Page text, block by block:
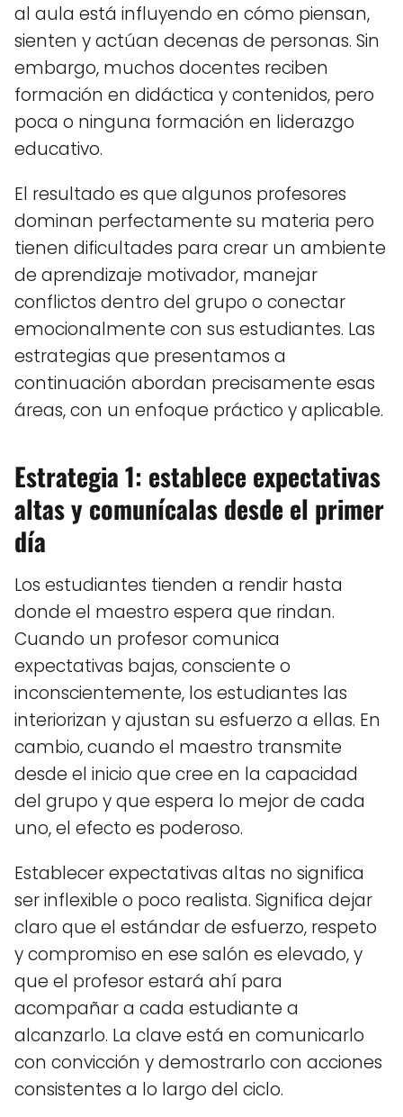
al aula está influyendo en cómo piensan,
sienten y actúan decenas de personas. Sin
embargo, muchos docentes reciben
formación en didáctica y contenidos, pero
poca o ninguna formación en liderazgo
educativo.
El resultado es que algunos profesores
dominan perfectamente su materia pero
tienen dificultades para crear un ambiente
de aprendizaje motivador, manejar
conflictos dentro del grupo o conectar
emocionalmente con sus estudiantes. Las
estrategias que presentamos a
continuación abordan precisamente esas
áreas, con un enfoque práctico y aplicable.
Estrategia 1: establece expectativas
altas y comunícalas desde el primer
día
Los estudiantes tienden a rendir hasta
donde el maestro espera que rindan.
Cuando un profesor comunica
expectativas bajas, consciente o
inconscientemente, los estudiantes las
interiorizan y ajustan su esfuerzo a ellas. En
cambio, cuando el maestro transmite
desde el inicio que cree en la capacidad
del grupo y que espera lo mejor de cada
uno, el efecto es poderoso.
Establecer expectativas altas no significa
ser inflexible o poco realista. Significa dejar
claro que el estándar de esfuerzo, respeto
y compromiso en ese salón es elevado, y
que el profesor estará ahí para
acompañar a cada estudiante a
alcanzarlo. La clave está en comunicarlo
con convicción y demostrarlo con acciones
consistentes a lo largo del ciclo.